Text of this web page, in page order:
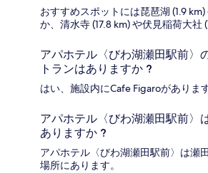
おすすめスポットには琵琶湖 (1.9 km)
か、清水寺 (17.8 km) や伏見稲荷大社
アパホテル〈びわ湖瀬田駅前〉
トランはありますか ?
はい、施設内にCafe Figaroがあります
アパホテル〈びわ湖瀬田駅前〉
ありますか ?
アパホテル〈びわ湖瀬田駅前〉は瀬
場所にあります。